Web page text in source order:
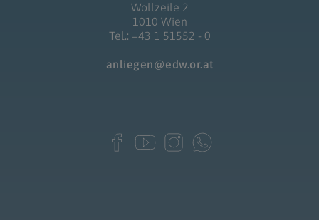
Wollzeile 2
1010 Wien
Tel.: +43 1 51552 - 0
anliegen@edw.or.at